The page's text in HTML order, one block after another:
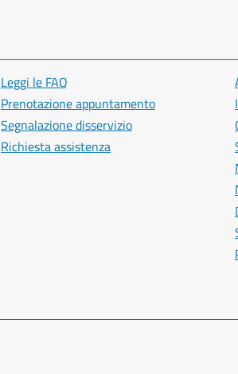
Leggi le FAQ
Prenotazione appuntamento
Segnalazione disservizio
Richiesta assistenza